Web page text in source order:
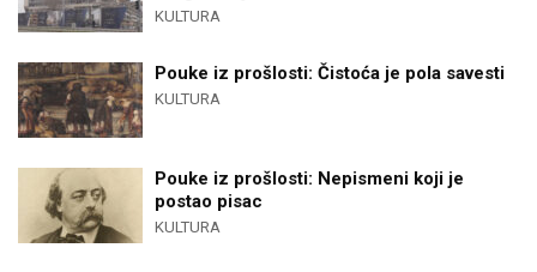
KULTURA
Pouke iz prošlosti: Čistoća je pola savesti
KULTURA
Pouke iz prošlosti: Nepismeni koji je
postao pisac
KULTURA